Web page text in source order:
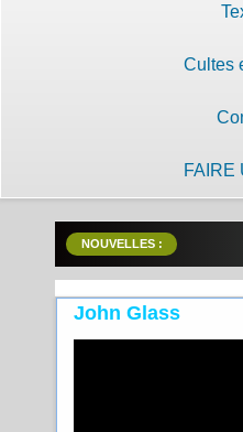
Cultes
FAIRE
NOUVELLES :
John Glass